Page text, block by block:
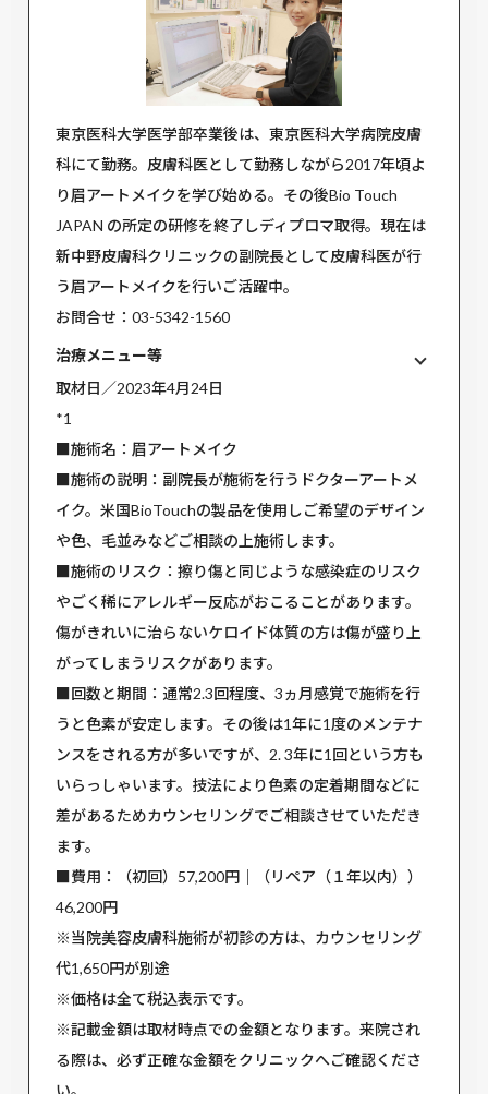
東京医科大学医学部卒業後は、東京医科大学病院皮膚
科にて勤務。皮膚科医として勤務しながら2017年頃よ
り眉アートメイクを学び始める。その後Bio Touch
JAPAN の所定の研修を終了しディプロマ取得。現在は
新中野皮膚科クリニックの副院長として皮膚科医が行
う眉アートメイクを行いご活躍中。
お問合せ：03-5342-1560
治療メニュー等
取材日／2023年4月24日
*1
■施術名：眉アートメイク
■施術の説明：副院長が施術を行うドクターアートメ
イク。米国BioTouchの製品を使用しご希望のデザイン
や色、毛並みなどご相談の上施術します。
■施術のリスク：擦り傷と同じような感染症のリスク
やごく稀にアレルギー反応がおこることがあります。
傷がきれいに治らないケロイド体質の方は傷が盛り上
がってしまうリスクがあります。
■回数と期間：通常2.3回程度、3ヵ月感覚で施術を行
うと色素が安定します。その後は1年に1度のメンテナ
ンスをされる方が多いですが、2. 3年に1回という方も
いらっしゃいます。技法により色素の定着期間などに
差があるためカウンセリングでご相談させていただき
ます。
■費用：（初回）57,200円｜（リペア（１年以内））
46,200円
※当院美容皮膚科施術が初診の方は、カウンセリング
代1,650円が別途
※価格は全て税込表示です。
※記載金額は取材時点での金額となります。来院され
る際は、必ず正確な金額をクリニックへご確認くださ
い。